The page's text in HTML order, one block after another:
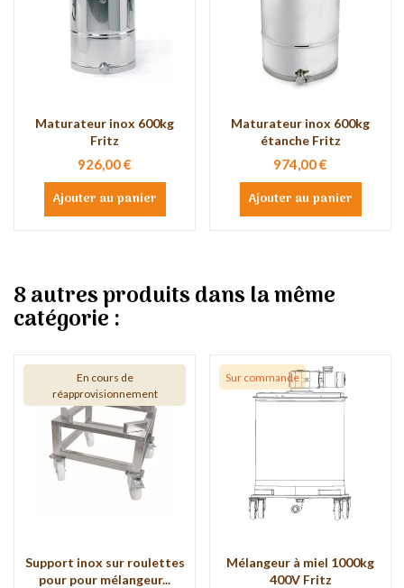
Maturateur inox 600kg
Fritz
926,00 €
Ajouter au panier
Maturateur inox 600kg
étanche Fritz
974,00 €
Ajouter au panier
8 autres produits dans la même
catégorie :
En cours de
réapprovisionnement
Support inox sur roulettes
pour pour mélangeur...
Sur commande
Mélangeur à miel 1000kg
400V Fritz